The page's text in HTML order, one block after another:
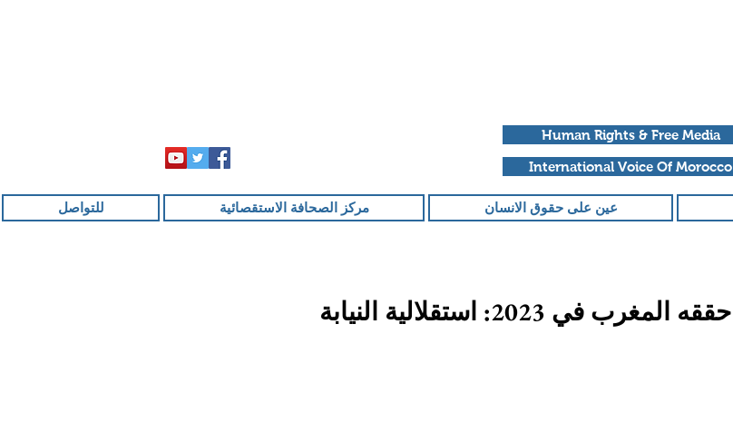
Human Rights & Free Media
International Voice Of Morocco
عين على حقوق الانسان مركز الصحافة الاستقصائية للتواصل
هذا هو اكبر مشروع حققه المغرب في 2023: استقلالية النيابة